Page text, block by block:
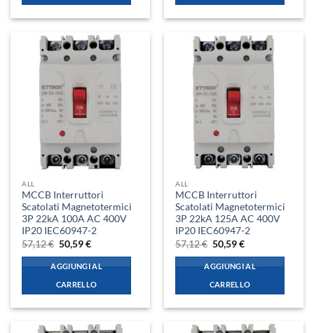
ALL
MCCB Interruttori
Scatolati Magnetotermici
3P 22kA 100A AC 400V
IP20 IEC60947-2
57,12€ Il
prezzo
originale
era:
57,12 €.
50,59€Il
attuale
è:
50,59 €.
AGGIUNGI AL
CARRELLO
ALL
MCCB Interruttori
Scatolati Magnetotermici
3P 22kA 125A AC 400V
IP20 IEC60947-2
57,12€ Il
prezzo
originale
era:
57,12 €.
50,59€Il
attuale
è:
50,59 €.
AGGIUNGI AL
CARRELLO